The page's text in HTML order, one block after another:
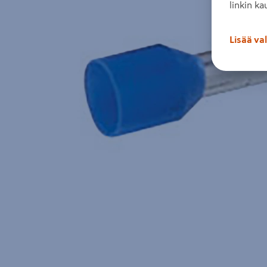
linkin
Lisää